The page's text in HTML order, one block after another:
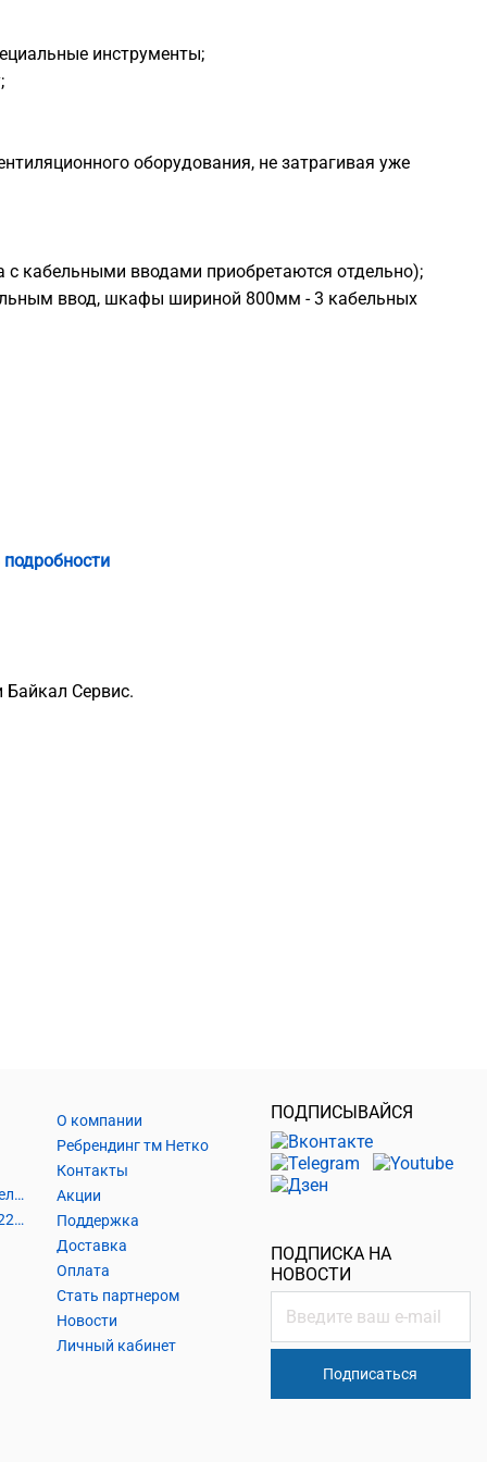
инструменты;
оборудования, не затрагивая уже
кабельными вводами приобретаются отдельно);
ввод, шкафы шириной 800мм - 3 кабельных
подробности
Сервис.
Шнуры и аксессуары, кабельные наконечники
Кабель силовой, розетки 220В, выключатели 220В, сетевые фильтры
О компании
Ребрендинг тм Нетко
Контакты
Акции
Поддержка
Доставка
Оплата
Стать партнером
Новости
Личный кабинет
ПОДПИСЫВАЙСЯ
ПОДПИСКА НА
НОВОСТИ
Подписаться